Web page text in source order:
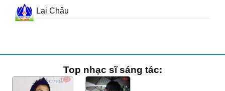
Lai Châu
Top nhạc sĩ sáng tác: